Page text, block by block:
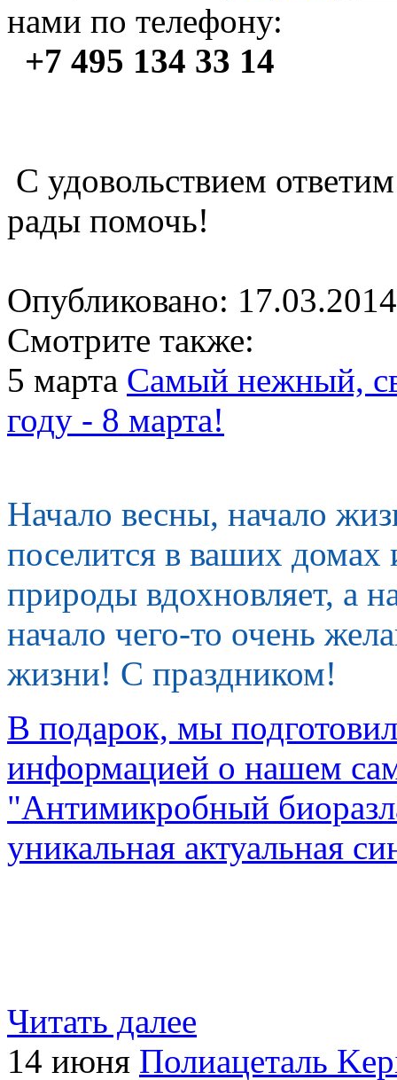
нами по телефону:
+7 495 134 33 14
С удовольствием
рады помочь!
Опубликовано: 17.03.2014
Смотрите также:
5 марта Самый нежный,
году - 8 марта!
Начало весны, начало
поселится в ваших
природы вдохновляет, а
начало чего-то очень
жизни! С праздником!
В подарок, мы
информацией о нашем
"Антимикробный
уникальная актуальная
Читать далее
14 июня Полиацеталь